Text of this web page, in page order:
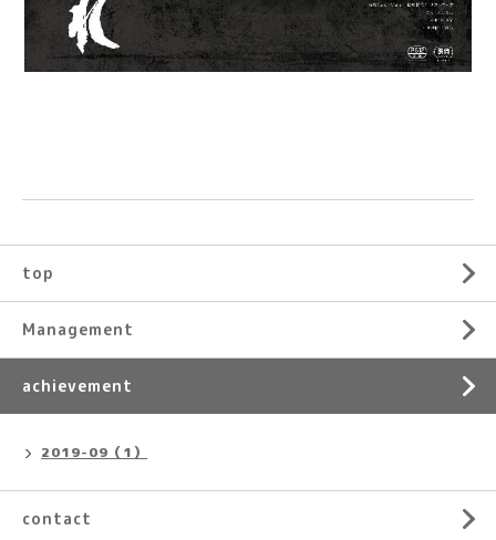
top
Management
achievement
2019-09（1）
contact